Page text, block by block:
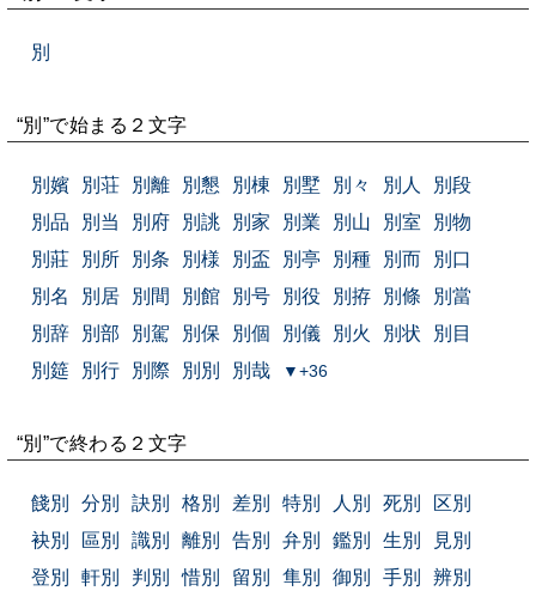
別
“別”で始まる２文字
別嬪 別荘 別離 別懇 別棟 別墅 別々 別人
別段
別品
別当 別府 別誂 別家 別業 別山 別室
別物
別莊
別所 別条 別様 別盃 別亭 別種 別而
別口
別名
別居 別間 別館 別号 別役 別拵 別條
別當
別辞
別部 別駕 別保 別個 別儀 別火 別状
別目
別筵
別行 別際 別別 別哉 ▼+36
“別”で終わる２文字
餞別 分別 訣別 格別 差別 特別 人別 死別
区別
袂別
區別 識別 離別 告別 弁別 鑑別 生別
見別
登別
軒別 判別 惜別 留別 隼別 御別 手別
辨別